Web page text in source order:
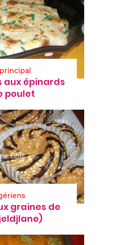
aux épinards
poulet
graines de